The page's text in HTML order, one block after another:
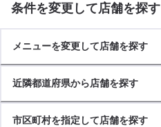
条件を変更して店舗を探す
メニューを変更して店舗を探す
近隣都道府県から店舗を探す
市区町村を指定して店舗を探す